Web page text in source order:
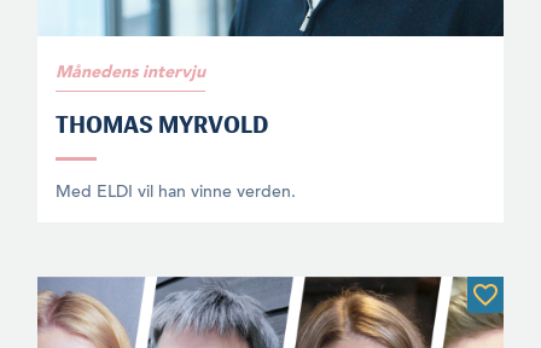
Månedens intervju
THOMAS MYRVOLD
Med ELDI vil han vinne verden.